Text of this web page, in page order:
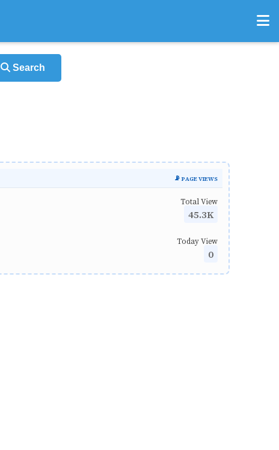
Search
📡 PAGE VIEWS
Total View
45.3K
Today View
0